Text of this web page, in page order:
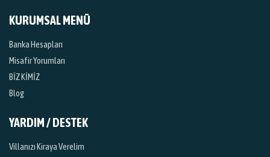
KURUMSAL MENÜ
Banka Hesapları
Misafir Yorumları
BİZ KİMİZ
Blog
YARDIM / DESTEK
Villanızı Kiraya Verelim